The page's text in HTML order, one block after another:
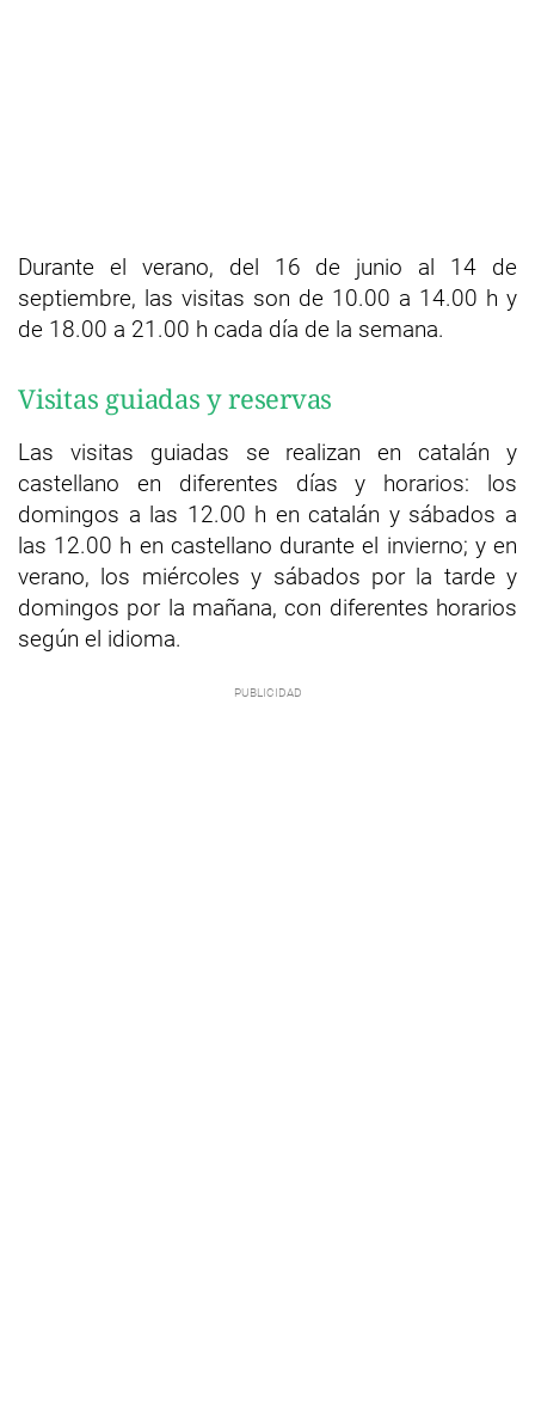
Durante el verano, del 16 de junio al 14 de
septiembre, las visitas son de 10.00 a 14.00 h y
de 18.00 a 21.00 h cada día de la semana.
Visitas guiadas y reservas
Las visitas guiadas se realizan en catalán y
castellano en diferentes días y horarios: los
domingos a las 12.00 h en catalán y sábados a
las 12.00 h en castellano durante el invierno; y en
verano, los miércoles y sábados por la tarde y
domingos por la mañana, con diferentes horarios
según el idioma.